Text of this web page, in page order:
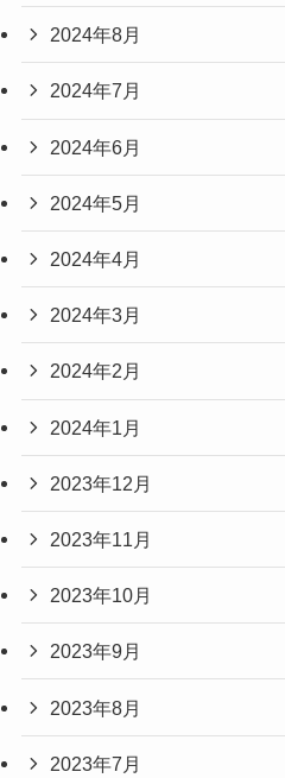
2024年8月
2024年7月
2024年6月
2024年5月
2024年4月
2024年3月
2024年2月
2024年1月
2023年12月
2023年11月
2023年10月
2023年9月
2023年8月
2023年7月